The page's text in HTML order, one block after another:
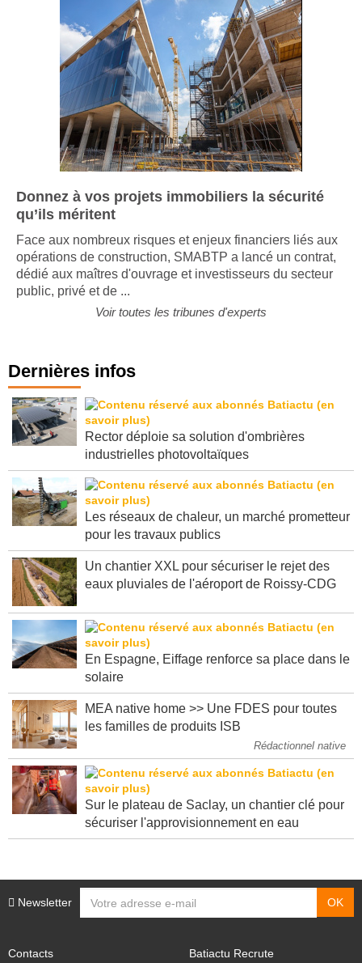
Donnez à vos projets immobiliers la sécurité
qu’ils méritent
Face aux nombreux risques et enjeux financiers liés aux
opérations de construction, SMABTP a lancé un contrat,
dédié aux maîtres d'ouvrage et investisseurs du secteur
public, privé et de ...
Voir toutes les tribunes d'experts
Dernières infos
Rector déploie sa solution d'ombrières
industrielles photovoltaïques
Les réseaux de chaleur, un marché prometteur
pour les travaux publics
Un chantier XXL pour sécuriser le rejet des
eaux pluviales de l'aéroport de Roissy-CDG
En Espagne, Eiffage renforce sa place dans le
solaire
MEA native home >> Une FDES pour toutes
les familles de produits ISB
Rédactionnel native
Sur le plateau de Saclay, un chantier clé pour
sécuriser l'approvisionnement en eau
Newsletter
Contacts Batiactu Recrute